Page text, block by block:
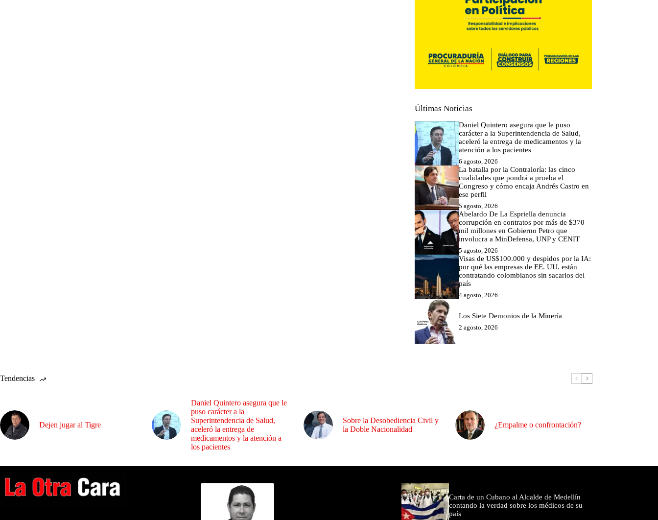
Últimas Noticias
Daniel Quintero asegura que le puso
carácter a la Superintendencia de Salud,
aceleró la entrega de medicamentos y la
atención a los pacientes
6 agosto, 2026
La batalla por la Contraloría: las cinco
cualidades que pondrá a prueba el
Congreso y cómo encaja Andrés Castro en
ese perfil
5 agosto, 2026
Abelardo De La Espriella denuncia
corrupción en contratos por más de $370
mil millones en Gobierno Petro que
involucra a MinDefensa, UNP y CENIT
5 agosto, 2026
Visas de US$100.000 y despidos por la IA:
por qué las empresas de EE. UU. están
contratando colombianos sin sacarlos del
país
4 agosto, 2026
Los Siete Demonios de la Minería
2 agosto, 2026
Tendencias
Dejen jugar al Tigre
Daniel Quintero asegura que le
puso carácter a la
Superintendencia de Salud,
aceleró la entrega de
medicamentos y la atención a
los pacientes
Sobre la Desobediencia Civil y
la Doble Nacionalidad
¿Empalme o confrontación?
Carta de un Cubano al Alcalde de Medellín
contando la verdad sobre los médicos de su
país